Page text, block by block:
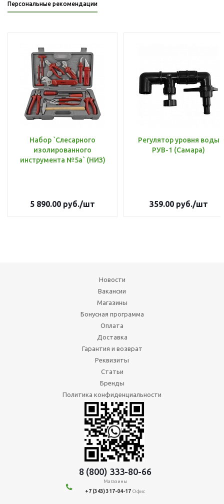
Персональные рекомендации
Набор `Слесарного
изолированного
инструмента №5а` (НИЗ)
5 890.00 руб./шт
Регулятор уровня воды
РУВ-1 (Самара)
359.00руб./шт
Новости
Вакансии
Магазины
Бонусная программа
Оплата
Доставка
Гарантия и возврат
Реквизиты
Статьи
Бренды
Политика конфиденциальности
8 (800) 333-80-66
Магазины
+7 (343) 317-04-17 Офис